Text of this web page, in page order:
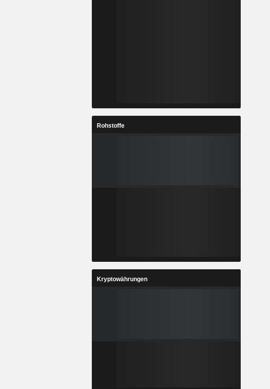
Rohstoffe
Kryptowährungen